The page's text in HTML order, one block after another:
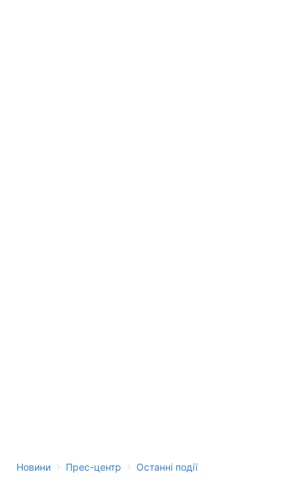
Новини › Прес-центр › Останні події